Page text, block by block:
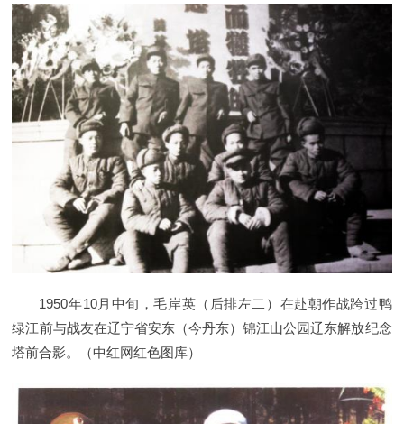
1950年10月中旬，毛岸英（后排左二）在赴朝作战跨过鸭
绿江前与战友在辽宁省安东（今丹东）锦江山公园辽东解放纪念
塔前合影。（中红网红色图库）